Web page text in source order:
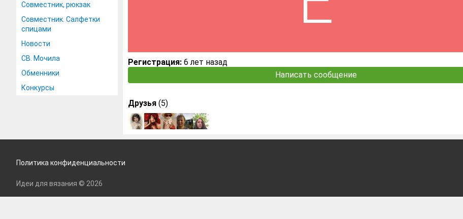
Совместник, рюкзак
Совместник. Салфетки
спицами
Новости
СВ. Мочила
Обменники
Конкурсы
Регистрация: 6 лет назад
Написать сообщение
Друзья (5)
Политика конфиденциальности
Идеи для вязания © 2026